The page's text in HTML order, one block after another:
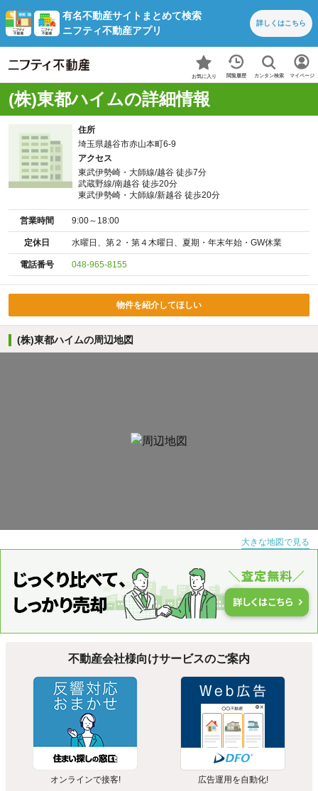
有名不動産サイトまとめて検索
ニフティ不動産アプリ
詳しくはこちら
お気に入り 閲覧履歴 カンタン検索 マイページ
(株)東都ハイムの詳細情報
住所
埼玉県越谷市赤山本町6-9
アクセス
東武伊勢崎・大師線/越谷 徒歩7分
武蔵野線/南越谷 徒歩20分
東武伊勢崎・大師線/新越谷 徒歩20分
営業時間 9:00～18:00
定休日 水曜日、第２・第４木曜日、夏期・年末年始・GW休業
電話番号 048-965-8155
物件を紹介してほしい
(株)東都ハイムの周辺地図
大きな地図で見る
不動産会社様向けサービスのご案内
オンラインで接客! 広告運用を自動化!